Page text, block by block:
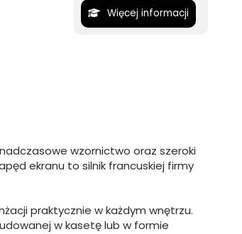
Więcej informacji
wzornictwo oraz szeroki
ekranu to silnik francuskiej firmy
praktycznie w każdym wnętrzu.
w kasetę lub w formie